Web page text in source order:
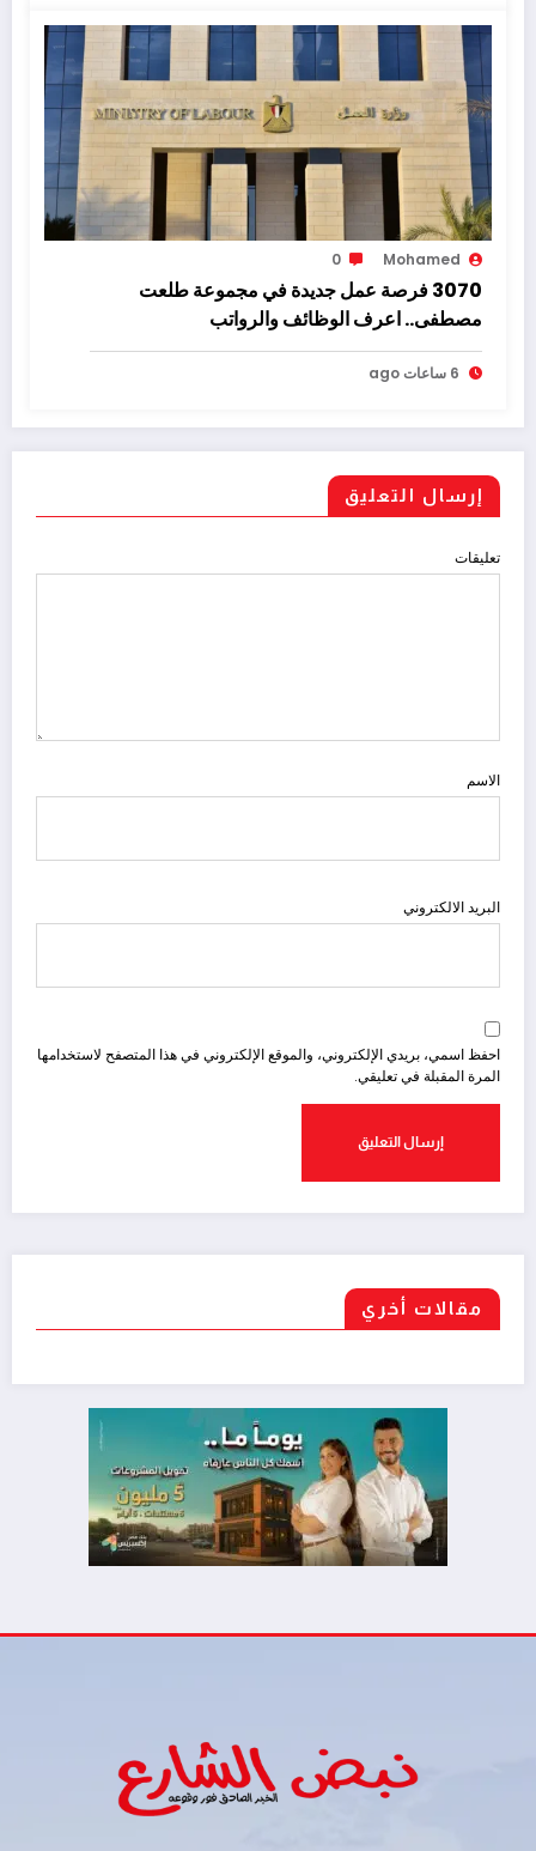
Mohamed
0
3070 فرصة عمل جديدة في مجموعة طلعت
مصطفى.. اعرف الوظائف والرواتب
6 ساعات ago
إرسال التعليق
تعليقات
الاسم
البريد الالكتروني
احفظ اسمي، بريدي الإلكتروني، والموقع الإلكتروني في هذا المتصفح لاستخدامها
المرة المقبلة في تعليقي.
مقالات أخري